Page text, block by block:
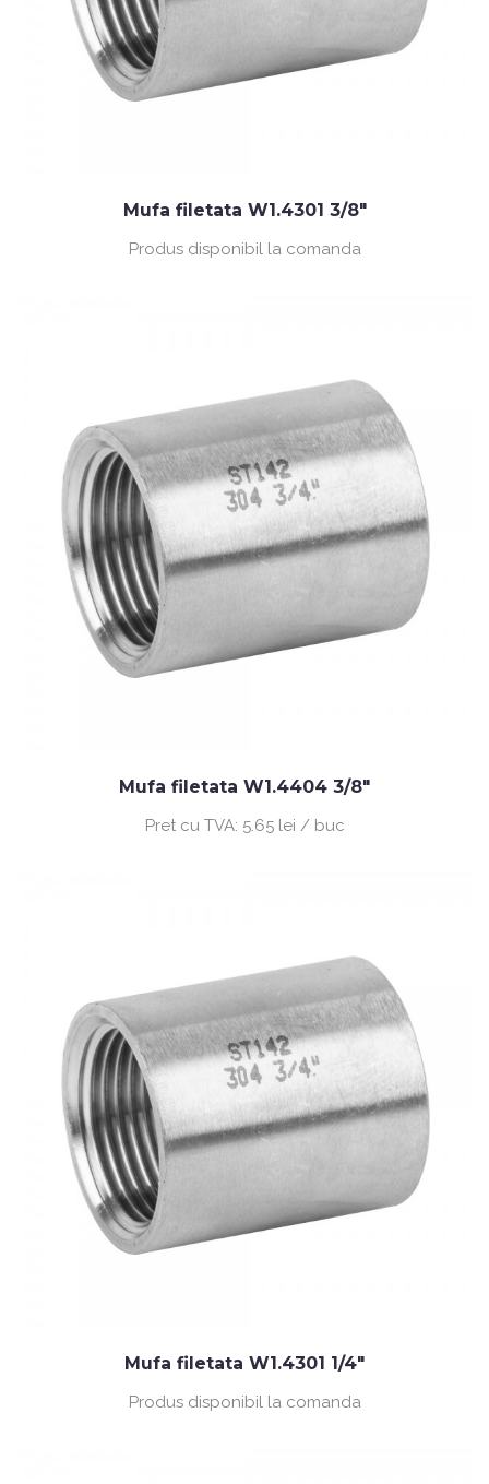
Mufa filetata W1.4301 3/8"
Produs disponibil la comanda
Mufa filetata W1.4404 3/8"
Pret cu TVA: 5.65 lei / buc
Mufa filetata W1.4301 1/4"
Produs disponibil la comanda